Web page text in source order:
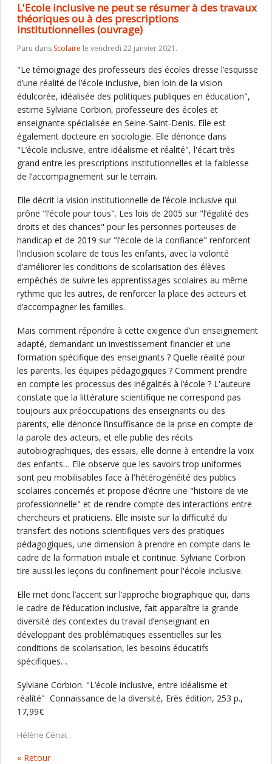
L'Ecole inclusive ne peut se résumer à des travaux
théoriques ou à des prescriptions
institutionnelles (ouvrage)
Paru dans Scolaire le vendredi 22 janvier 2021.
"Le témoignage des professeurs des écoles dresse l’esquisse
d’une réalité de l’école inclusive, bien loin de la vision
édulcorée, idéalisée des politiques publiques en éducation",
estime Sylviane Corbion, professeure des écoles et
enseignante spécialisée en Seine-Saint-Denis. Elle est
également docteure en sociologie. Elle dénonce dans
"L’école inclusive, entre idéalisme et réalité", l'écart très
grand entre les prescriptions institutionnelles et la faiblesse
de l’accompagnement sur le terrain.
Elle décrit la vision institutionnelle de l’école inclusive qui
prône "l’école pour tous". Les lois de 2005 sur "l’égalité des
droits et des chances" pour les personnes porteuses de
handicap et de 2019 sur "l’école de la confiance" renforcent
l’inclusion scolaire de tous les enfants, avec la volonté
d’améliorer les conditions de scolarisation des élèves
empêchés de suivre les apprentissages scolaires au même
rythme que les autres, de renforcer la place des acteurs et
d’accompagner les familles.
Mais comment répondre à cette exigence d’un enseignement
adapté, demandant un investissement financier et une
formation spécifique des enseignants ? Quelle réalité pour
les parents, les équipes pédagogiques ? Comment prendre
en compte les processus des inégalités à l’école ? L'auteure
constate que la littérature scientifique ne correspond pas
toujours aux préoccupations des enseignants ou des
parents, elle dénonce l’insuffisance de la prise en compte de
la parole des acteurs, et elle publie des récits
autobiographiques, des essais, elle donne à entendre la voix
des enfants… Elle observe que les savoirs trop uniformes
sont peu mobilisables face à l'hétérogénéité des publics
scolaires concernés et propose d’écrire une "histoire de vie
professionnelle" et de rendre compte des interactions entre
chercheurs et praticiens. Elle insiste sur la difficulté du
transfert des notions scientifiques vers des pratiques
pédagogiques, une dimension à prendre en compte dans le
cadre de la formation initiale et continue. Sylviane Corbion
tire aussi les leçons du confinement pour l'école inclusive.
Elle met donc l’accent sur l’approche biographique qui, dans
le cadre de l’éducation inclusive, fait apparaître la grande
diversité des contextes du travail d’enseignant en
développant des problématiques essentielles sur les
conditions de scolarisation, les besoins éducatifs
spécifiques…
Sylviane Corbion. "L’école inclusive, entre idéalisme et
réalité" Connaissance de la diversité, Erès édition, 253 p.,
17,99€
Hélène Cénat
« Retour